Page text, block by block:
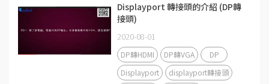
Displayport 轉接頭的介紹 (DP轉
接頭)
2020-08-01
DP轉HDMI DP轉VGA
DP
Displayport
displayport轉接頭